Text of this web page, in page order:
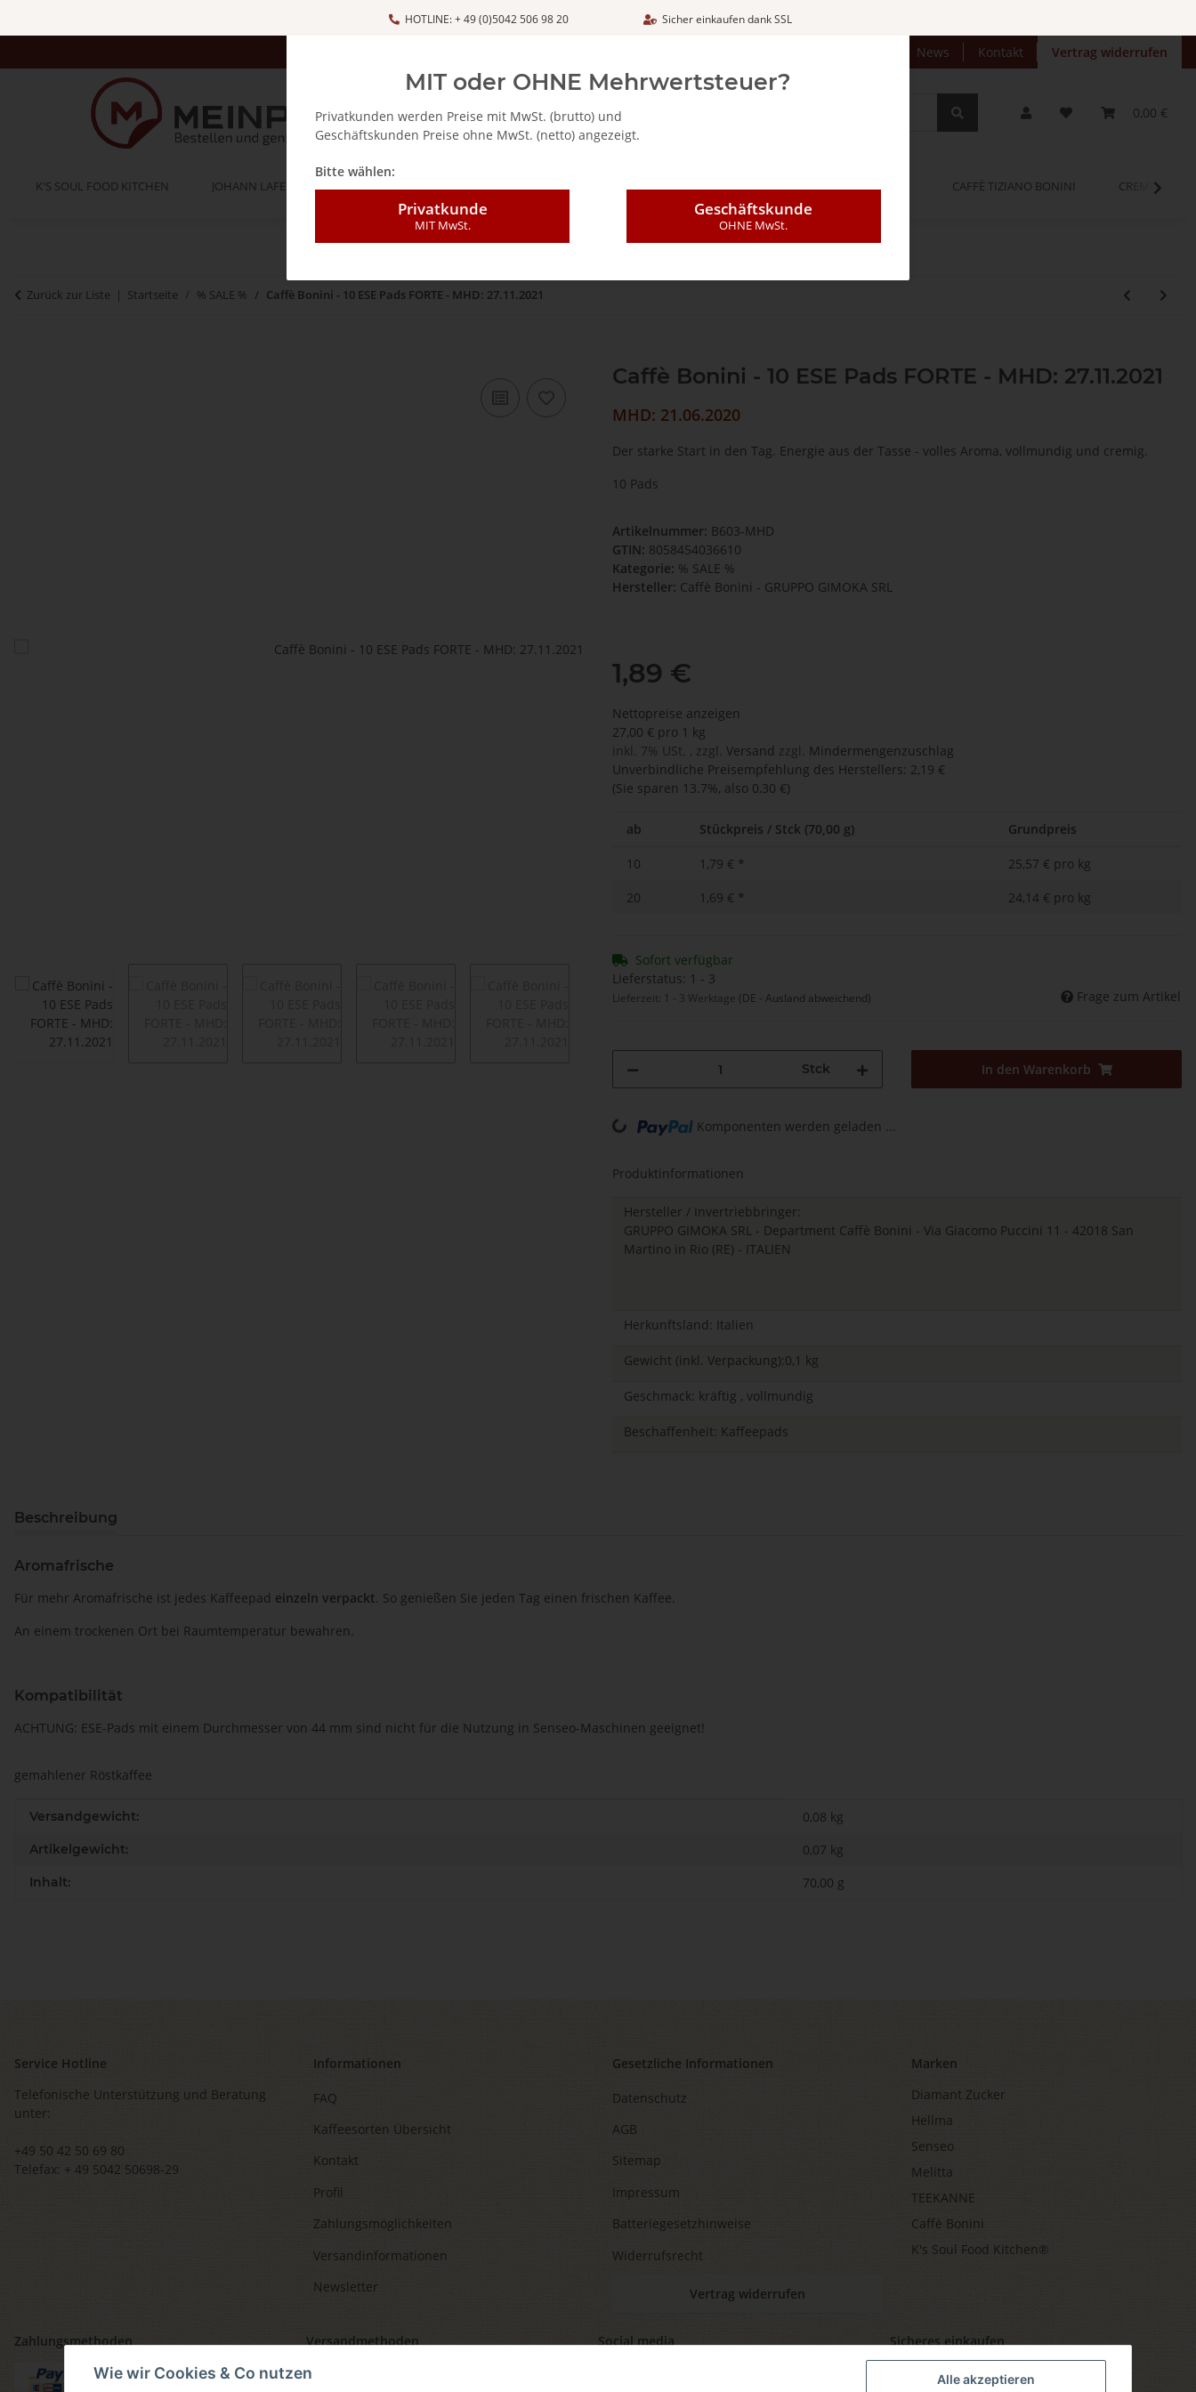
Alle akzeptieren
Wie wir Cookies & Co nutzen
HOTLINE: + 49 (0)5042 506 98 20 Sicher einkaufen dank SSL
News Kontakt Vertrag widerrufen
0,00 €
K'S SOUL FOOD KITCHEN JOHANN LAFER BELLA ITALIA - FEINKOSTARTIKEL CAFFÈ MAJESTIC / DICAF KAFFEE OPINUM CAFFÈ TIZIANO BONINI CREMEO
Zurück zur Liste Startseite % SALE % Caffè Bonini - 10 ESE Pads FORTE - MHD: 27.11.2021
Caffè Bonini - 10 ESE Pads FORTE - MHD: 27.11.2021
MHD: 21.06.2020
Der starke Start in den Tag. Energie aus der Tasse - volles Aroma, vollmundig und cremig.
10 Pads
Artikelnummer: B603-MHD
GTIN: 8058454036610
Kategorie: % SALE %
Hersteller: Caffè Bonini - GRUPPO GIMOKA SRL
1,89 €
Nettopreise anzeigen
27,00 € pro 1 kg
inkl. 7% USt. , zzgl. Versand zzgl.
Mindermengenzuschlag
Unverbindliche Preisempfehlung des Herstellers: 2,19 €
(Sie sparen 13.7%, also 0,30 €)
ab Stückpreis / Stck (70,00 g) Grundpreis
10 1,79 € *
25,57 € pro kg
20
1,69 € * 24,14 € pro kg
Sofort verfügbar
Lieferstatus: 1 - 3
Lieferzeit: 1 - 3 Werktage (DE - Ausland abweichend) Frage zum Artikel
Stck In den Warenkorb
Loading... Komponenten werden geladen ...
Produktinformationen
Hersteller / Invertriebbringer:
GRUPPO GIMOKA SRL - Department Caffè Bonini - Via Giacomo Puccini 11 - 42018 San
Martino in Rio (RE) - ITALIEN
Herkunftsland: Italien
Gewicht (inkl. Verpackung):0,1 kg
Geschmack: kräftig , vollmundig
Beschaffenheit: Kaffeepads
Beschreibung
Aromafrische
Für mehr Aromafrische ist jedes Kaffeepad einzeln verpackt. So genießen Sie jeden Tag einen frischen Kaffee.
An einem trockenen Ort bei Raumtemperatur bewahren.
Kompatibilität
ACHTUNG: ESE-Pads mit einem Durchmesser von 44 mm sind nicht für die Nutzung in Senseo-Maschinen geeignet!
gemahlener Röstkaffee
Produkteigenschaft
Wert
Versandgewicht: 0,08 kg
Artikelgewicht: 0,07 kg
Inhalt: 70,00 g
Service Hotline
Telefonische Unterstützung und Beratung
unter:
+49 50 42 50 69 80
Telefax: + 49 5042 50698-29
Informationen
FAQ
Kaffeesorten Übersicht
Kontakt
Profil
Zahlungsmöglichkeiten
Versandinformationen
Newsletter
Gesetzliche Informationen
Datenschutz
AGB
Sitemap
Impressum
Batteriegesetzhinweise
Widerrufsrecht
Vertrag widerrufen
Marken
Diamant Zucker
Hellma
Senseo
Melitta
TEEKANNE
Caffè Bonini
K's Soul Food Kitchen®
Zahlungsmethoden Versandmethoden Social media Sicheres einkaufen
MIT oder OHNE Mehrwertsteuer?
Privatkunden werden Preise mit MwSt. (brutto) und
Geschäftskunden Preise ohne MwSt. (netto) angezeigt.
Bitte wählen:
Privatkunde
MIT MwSt.
Geschäftskunde
OHNE MwSt.